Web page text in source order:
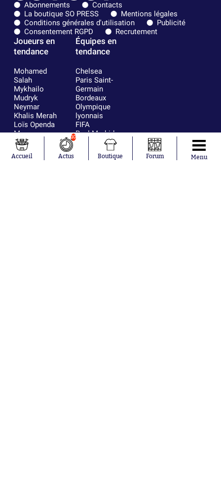
Abonnements
Contacts
La boutique SO PRESS
Mentions légales
Conditions générales d'utilisation
Publicité
Consentement RGPD
Recrutement
Joueurs en
tendance
Mohamed
Salah
Mykhailo
Mudryk
Neymar
Khalis Merah
Loïs Openda
Moussa
Niakhaté
Nicolás
Tagliafico
Équipes en
tendance
Chelsea
Paris Saint-
Germain
Bordeaux
Olympique
lyonnais
FIFA
Real Madrid
RC Strasbourg
France
Accueil
10
Actus Boutique Forum Menu